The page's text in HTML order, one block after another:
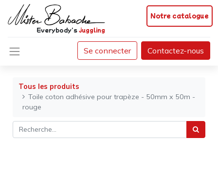
Notre catalogue
Everybody'sjuggling
Se connecter Contactez-nous
Tous les produits
Toile coton adhésive pour trapèze - 50mm x 50m -
rouge